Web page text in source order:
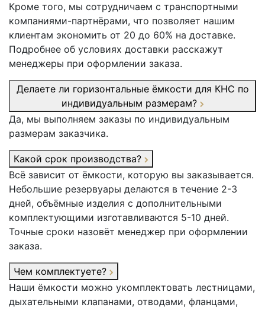
Кроме того, мы сотрудничаем с транспортными
компаниями-партнёрами, что позволяет нашим
клиентам экономить от 20 до 60% на доставке.
Подробнее об условиях доставки расскажут
менеджеры при оформлении заказа.
Делаете ли горизонтальные ёмкости для КНС по
индивидуальным размерам?
Да, мы выполняем заказы по индивидуальным
размерам заказчика.
Какой срок производства?
Всё зависит от ёмкости, которую вы заказывается.
Небольшие резервуары делаются в течение 2-3
дней, объёмные изделия с дополнительными
комплектующими изготавливаются 5-10 дней.
Точные сроки назовёт менеджер при оформлении
заказа.
Чем комплектуете?
Наши ёмкости можно укомплектовать лестницами,
дыхательными клапанами, отводами, фланцами,